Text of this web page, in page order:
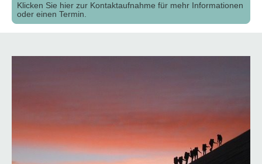
Klicken Sie hier zur Kontaktaufnahme für mehr Informationen
oder einen Termin.